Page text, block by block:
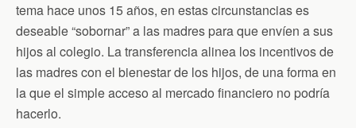
tema hace unos 15 años, en estas circunstancias es
deseable “sobornar” a las madres para que envíen a sus
hijos al colegio. La transferencia alinea los incentivos de
las madres con el bienestar de los hijos, de una forma en
la que el simple acceso al mercado financiero no podría
hacerlo.